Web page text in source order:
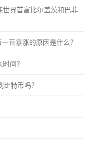
界首富比尔盖茨和巴菲
直暴涨的原因是什么？
间？
特币吗？